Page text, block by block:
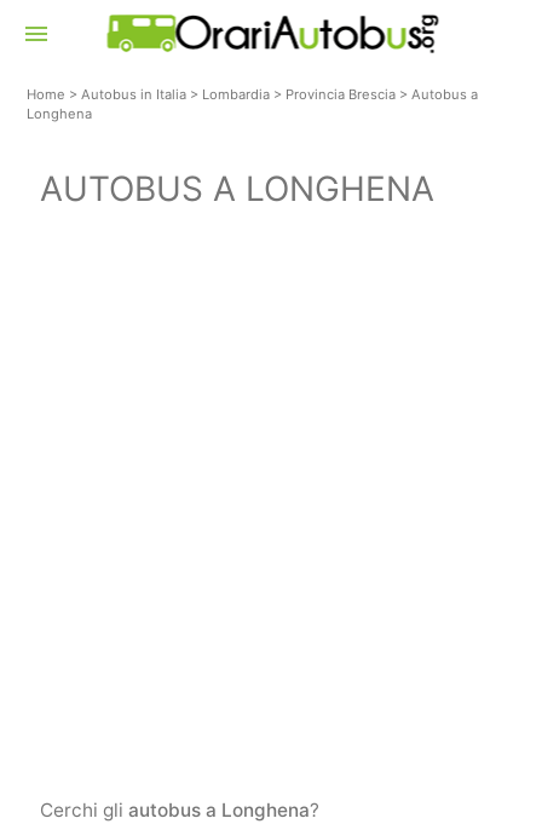
menu
Home >Autobus in Italia > Lombardia > Provincia Brescia >Autobus a
Longhena
AUTOBUS A LONGHENA
Cerchi gli autobus a Longhena?